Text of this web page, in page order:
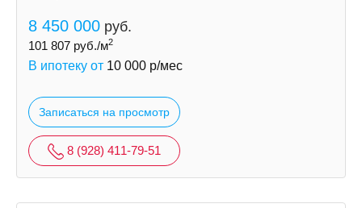
8 450 000 руб.
101 807 руб./м2
В ипотеку от 10 000 р/мес
Записаться на просмотр
8 (928) 411-79-51